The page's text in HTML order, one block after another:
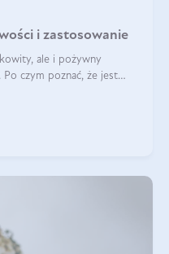
i zastosowanie
ale i pożywny
czym poznać, że jest